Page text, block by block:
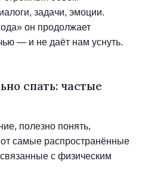
задачи, эмоции.
он продолжает
— и не даёт нам уснуть.
спать: частые
полезно понять,
самые распространённые
с физическим